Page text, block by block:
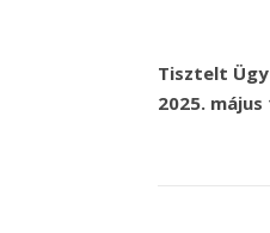
Tisztelt
2025.